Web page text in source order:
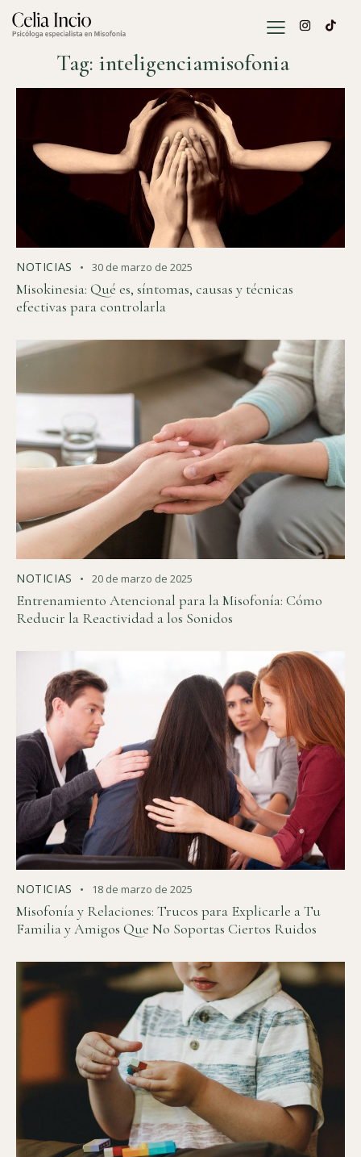
Tag: inteligenciamisofonia
NOTICIAS 30 de marzo de 2025
Misokinesia: Qué es, síntomas, causas y técnicas
efectivas para controlarla
NOTICIAS 20 de marzo de 2025
Entrenamiento Atencional para la Misofonía: Cómo
Reducir la Reactividad a los Sonidos
NOTICIAS 18 de marzo de 2025
Misofonía y Relaciones: Trucos para Explicarle a Tu
Familia y Amigos Que No Soportas Ciertos Ruidos